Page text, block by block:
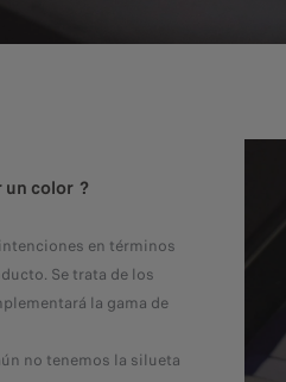
un color ?
en términos
Se trata de los
la gama de
no tenemos la silueta